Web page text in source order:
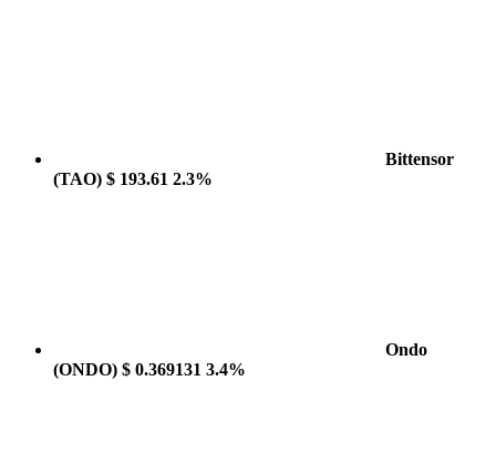
Bittensor
(TAO) $ 193.61 2.3%
Ondo
(ONDO) $ 0.369131 3.4%